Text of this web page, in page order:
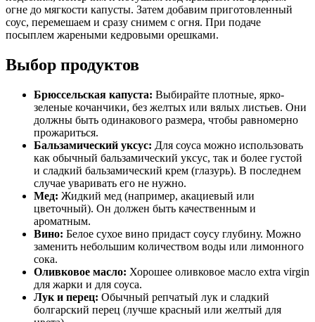
огне до мягкости капусты. Затем добавим приготовленный
соус, перемешаем и сразу снимем с огня. При подаче
посыплем жареными кедровыми орешками.
Выбор продуктов
Брюссельская капуста: Выбирайте плотные, ярко-
зеленые кочанчики, без желтых или вялых листьев. Они
должны быть одинакового размера, чтобы равномерно
прожариться.
Бальзамический уксус: Для соуса можно использовать
как обычный бальзамический уксус, так и более густой
и сладкий бальзамический крем (глазурь). В последнем
случае уваривать его не нужно.
Мед: Жидкий мед (например, акациевый или
цветочный). Он должен быть качественным и
ароматным.
Вино: Белое сухое вино придаст соусу глубину. Можно
заменить небольшим количеством воды или лимонного
сока.
Оливковое масло: Хорошее оливковое масло extra virgin
для жарки и для соуса.
Лук и перец: Обычный репчатый лук и сладкий
болгарский перец (лучше красный или желтый для